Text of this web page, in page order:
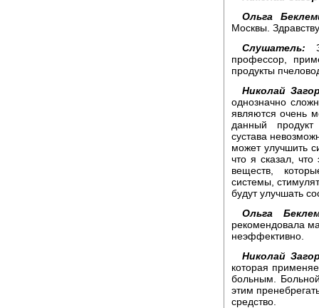
Ольга
Москвы.
Слушатель:
профессор,
продукты
Николай
однозначно
являются очень
данный продукт
сустава
может улучшить
что я сказал, что
веществ,
системы,
будут улучшать
Ольга
рекомендовала
неэффективно.
Николай
которая
больным.
этим
средство.